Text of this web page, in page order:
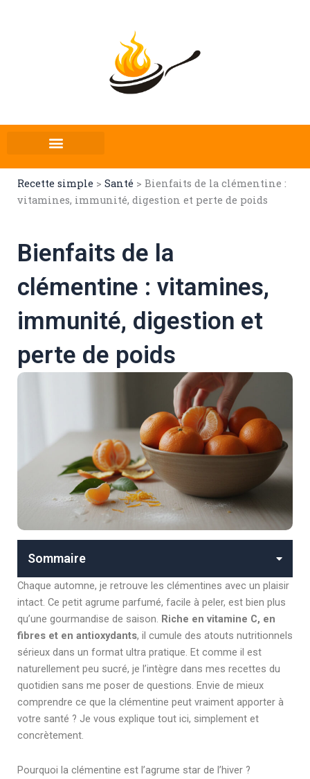
Recette simple > Santé > Bienfaits de la clémentine :
vitamines, immunité, digestion et perte de poids
Bienfaits de la
clémentine : vitamines,
immunité, digestion et
perte de poids
Sommaire
Chaque automne, je retrouve les clémentines avec un plaisir
intact. Ce petit agrume parfumé, facile à peler, est bien plus
qu’une gourmandise de saison. Riche en vitamine C, en
fibres et en antioxydants, il cumule des atouts nutritionnels
sérieux dans un format ultra pratique. Et comme il est
naturellement peu sucré, je l’intègre dans mes recettes du
quotidien sans me poser de questions. Envie de mieux
comprendre ce que la clémentine peut vraiment apporter à
votre santé ? Je vous explique tout ici, simplement et
concrètement.
Pourquoi la clémentine est l’agrume star de l’hiver ?